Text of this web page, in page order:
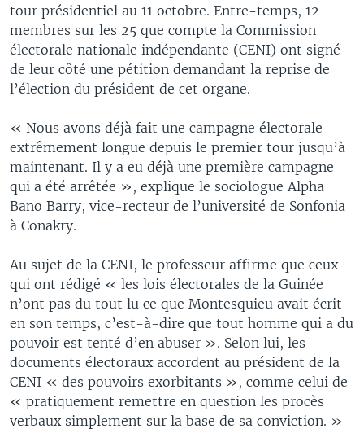
tour présidentiel au 11 octobre. Entre-temps, 12
membres sur les 25 que compte la Commission
électorale nationale indépendante (CENI) ont signé
de leur côté une pétition demandant la reprise de
l’élection du président de cet organe.
« Nous avons déjà fait une campagne électorale
extrêmement longue depuis le premier tour jusqu’à
maintenant. Il y a eu déjà une première campagne
qui a été arrêtée », explique le sociologue Alpha
Bano Barry, vice-recteur de l’université de Sonfonia
à Conakry.
Au sujet de la CENI, le professeur affirme que ceux
qui ont rédigé « les lois électorales de la Guinée
n’ont pas du tout lu ce que Montesquieu avait écrit
en son temps, c’est-à-dire que tout homme qui a du
pouvoir est tenté d’en abuser ». Selon lui, les
documents électoraux accordent au président de la
CENI « des pouvoirs exorbitants », comme celui de
« pratiquement remettre en question les procès
verbaux simplement sur la base de sa conviction. »